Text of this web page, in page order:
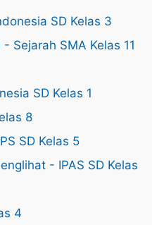
SD Kelas 3
Sejarah SMA Kelas 11
SD Kelas 1
8
SD Kelas 5
- IPAS SD Kelas
4